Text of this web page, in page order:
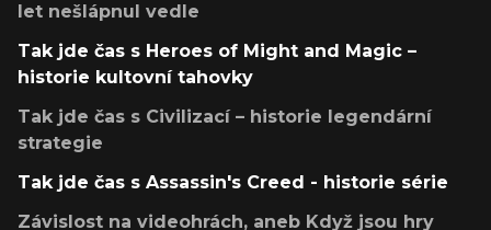
let nešlápnul vedle
Tak jde čas s Heroes of Might and Magic –
historie kultovní tahovky
Tak jde čas s Civilizací – historie legendární
strategie
Tak jde čas s Assassin's Creed - historie série
Závislost na videohrách, aneb Když jsou hry